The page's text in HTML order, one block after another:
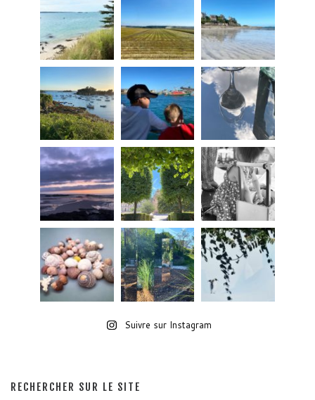
Suivre sur Instagram
RECHERCHER SUR LE SITE